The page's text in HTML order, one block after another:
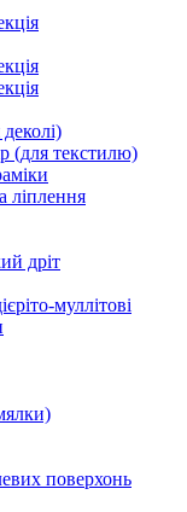
(для текстилю)
ліплення
дріт
муллітові
поверхонь